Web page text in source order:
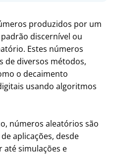
produzidos por um
discernível ou
Estes números
de diversos métodos,
o decaimento
usando algoritmos
números aleatórios são
aplicações, desde
até simulações e